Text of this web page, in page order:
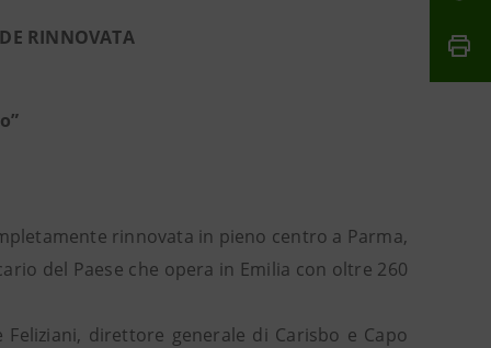
RINNOVATA
rinnovata in pieno centro a Parma,
del Paese che opera in Emilia con oltre 260
direttore generale di Carisbo e Capo